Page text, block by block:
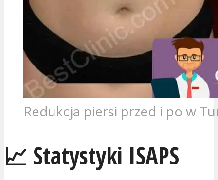
Redukcja piersi przed i po w
📈 Statystyki ISAPS